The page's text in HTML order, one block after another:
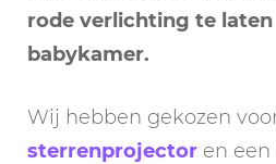
rode verlichting te
babykamer.
Wij hebben gekozen
sterrenprojector en